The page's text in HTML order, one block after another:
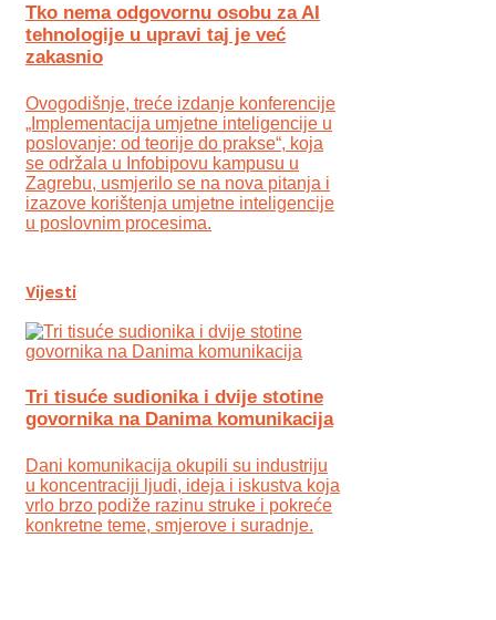
Tko nema odgovornu osobu za AI
tehnologije u upravi taj je već
zakasnio
Ovogodišnje, treće izdanje konferencije
„Implementacija umjetne inteligencije u
poslovanje: od teorije do prakse“, koja
se održala u Infobipovu kampusu u
Zagrebu, usmjerilo se na nova pitanja i
izazove korištenja umjetne inteligencije
u poslovnim procesima.
Vijesti
Tri tisuće sudionika i dvije stotine
govornika na Danima komunikacija
Dani komunikacija okupili su industriju
u koncentraciji ljudi, ideja i iskustva koja
vrlo brzo podiže razinu struke i pokreće
konkretne teme, smjerove i suradnje.